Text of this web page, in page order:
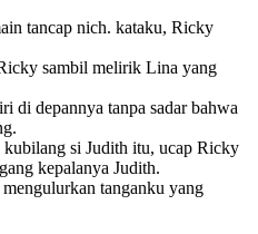
tancap nich. kataku, Ricky
sambil melirik Lina yang
di depannya tanpa sadar bahwa
si Judith itu, ucap Ricky
kepalanya Judith.
tanganku yang